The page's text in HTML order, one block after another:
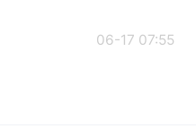
06-17 07:55